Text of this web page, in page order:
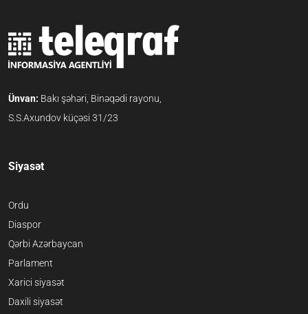
Ünvan: Bakı şəhəri, Binəqədi rayonu,
S.S.Axundov küçəsi 31/23
Siyasət
Ordu
Diaspor
Qərbi Azərbaycan
Parlament
Xarici siyasət
Daxili siyasət